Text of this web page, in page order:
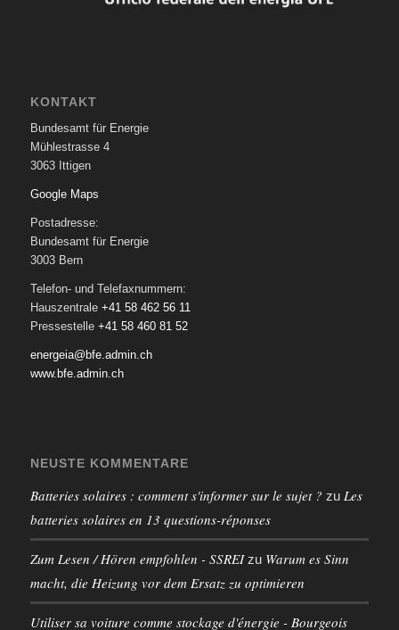
KONTAKT
Bundesamt für Energie
Mühlestrasse 4
3063 Ittigen
Google Maps
Postadresse:
Bundesamt für Energie
3003 Bern
Telefon- und Telefaxnummern:
Hauszentrale +41 58 462 56 11
Pressestelle +41 58 460 81 52
energeia@bfe.admin.ch
www.bfe.admin.ch
NEUSTE KOMMENTARE
Batteries solaires : comment s'informer sur le sujet ? zu Les
batteries solaires en 13 questions-réponses
Zum Lesen / Hören empfohlen - SSREIzu Warum es Sinn
macht, die Heizung vor dem Ersatz zu optimieren
Utiliser sa voiture comme stockage d'énergie - Bourgeois